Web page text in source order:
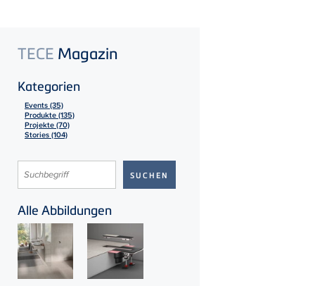
TECE Magazin
Kategorien
Events (35)
Produkte (135)
Projekte (70)
Stories (104)
Alle Abbildungen